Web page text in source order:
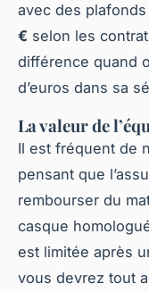
avec des
€ selon les
différence quand
d’euros dans sa
La valeur de
Il est fréquent de
pensant que
rembourser du
casque
est limitée après
vous devrez tout